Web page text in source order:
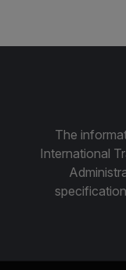
The
International